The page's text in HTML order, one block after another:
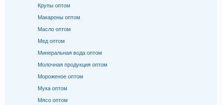
Крупы оптом
Макароны оптом
Масло оптом
Мед оптом
Минеральная вода оптом
Молочная продукция оптом
Мороженое оптом
Мука оптом
Мясо оптом